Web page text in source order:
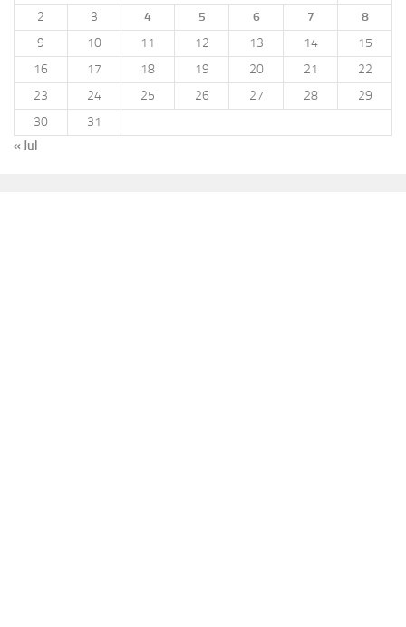
2
3 4 5 6 7
8
9
10 11 12 13 14
15
16
17 18 19 20 21
22
23
24 25 26 27 28
29
30
31
« Jul